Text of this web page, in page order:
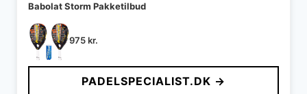
Babolat Storm Pakketilbud
975kr.
PADELSPECIALIST.DK →